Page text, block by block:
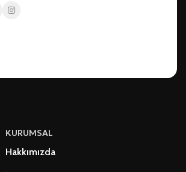
KURUMSAL
Hakkımızda